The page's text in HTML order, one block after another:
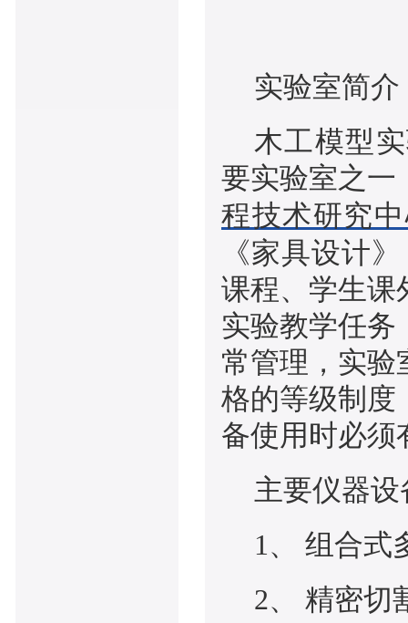
实验室简介
木工模型
要实验室之一
程技术研究
《家具设计
课程、学生课
实验教学任务
常管理，实验
格的等级制度
备使用时必须
主要仪器设
1、 组合式
2、 精密切